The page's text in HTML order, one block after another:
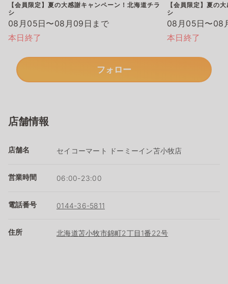
【会員限定】夏の大感謝キャンペーン！北海道チラ
シ
08月05日〜08月09日まで
本日終了
【会員限定】夏の
シ
08月05日〜08
本日終了
フォロー
店舗情報
店舗名 セイコーマート ドーミーイン苫小牧店
営業時間 06:00-23:00
電話番号 0144-36-5811
住所 北海道苫小牧市錦町2丁目1番22号